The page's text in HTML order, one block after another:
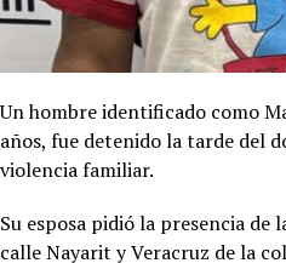
Un hombre identificado como
años, fue detenido la tarde del
violencia familiar.
Su esposa pidió la presencia
calle Nayarit y Veracruz de la